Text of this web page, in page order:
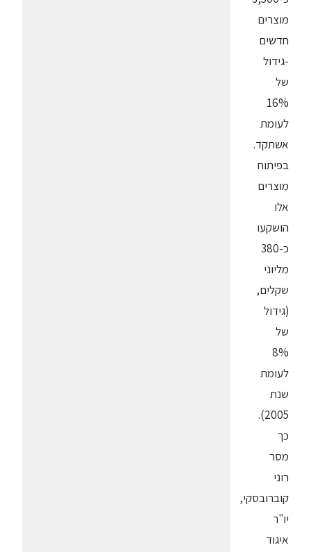
מוצרים
חדשים
-גידול
של
16%
לעומת
אשתקד.
בפיתוח
מוצרים
אלו
הושקעו
כ-380
מליוני
שקלים,
(גידול
של
8%
לעומת
שנת
2005).
כך
מסר
רוני
קוברובסקי,
יו"ר
איגוד